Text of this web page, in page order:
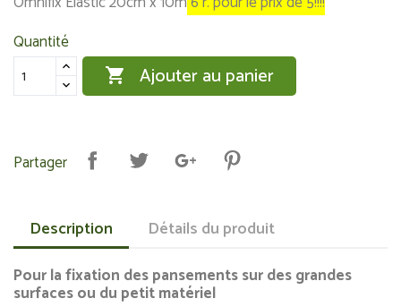
Quantité
 Ajouter au panier
Partager
Description Détails du produit
Pour la fixation des pansements sur des grandes
surfaces ou du petit matériel